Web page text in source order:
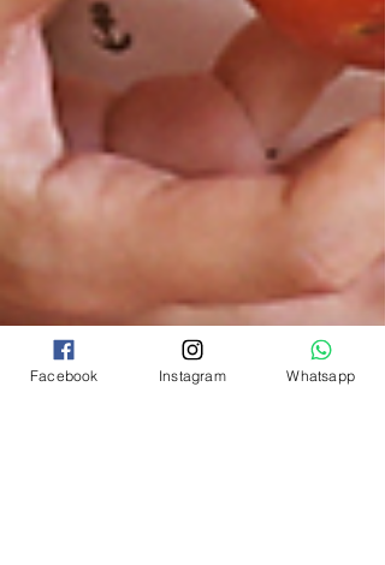
Facebook Instagram Whatsapp